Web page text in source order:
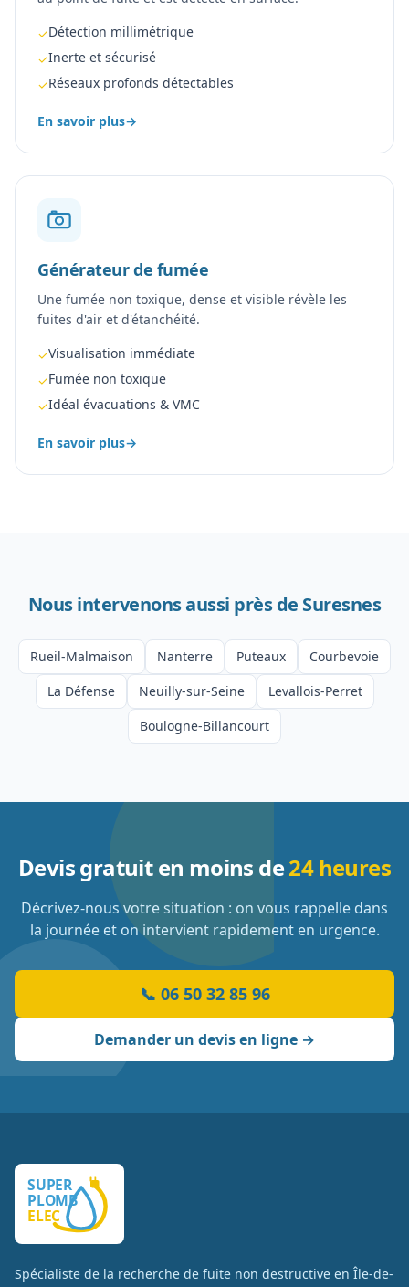
✓Détection millimétrique
✓Inerte et sécurisé
✓Réseaux profonds détectables
En savoir plus→
Générateur de fumée
Une fumée non toxique, dense et visible révèle les
fuites d'air et d'étanchéité.
✓Visualisation immédiate
✓Fumée non toxique
✓Idéal évacuations & VMC
En savoir plus→
Nous intervenons aussi près de Suresnes
Rueil-Malmaison Nanterre Puteaux
Courbevoie
La Défense
Neuilly-sur-Seine
Levallois-Perret
Boulogne-Billancourt
Devis gratuit en moins de24 heures
Décrivez-nous votre situation : on vous rappelle dans
la journée et on intervient rapidement en urgence.
📞 06 50 32 85 96
Demander un devis en ligne →
Spécialiste de la recherche de fuite non destructive en Île-de-